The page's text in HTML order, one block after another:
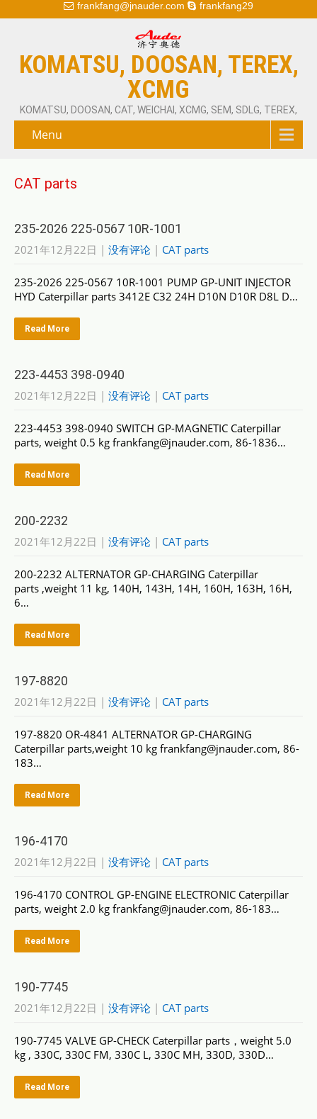
frankfang@jnauder.com frankfang29
KOMATSU, DOOSAN, TEREX,
XCMG
KOMATSU, DOOSAN, CAT, WEICHAI, XCMG, SEM, SDLG, TEREX,
Menu
CAT parts
235-2026 225-0567 10R-1001
2021年12月22日 | 没有评论 | CAT parts
235-2026 225-0567 10R-1001 PUMP GP-UNIT INJECTOR
HYD Caterpillar parts 3412E C32 24H D10N D10R D8L D…
Read More
223-4453 398-0940
2021年12月22日 | 没有评论 | CAT parts
223-4453 398-0940 SWITCH GP-MAGNETIC Caterpillar
parts, weight 0.5 kg frankfang@jnauder.com, 86-1836…
Read More
200-2232
2021年12月22日 | 没有评论 | CAT parts
200-2232 ALTERNATOR GP-CHARGING Caterpillar
parts ,weight 11 kg, 140H, 143H, 14H, 160H, 163H, 16H,
6…
Read More
197-8820
2021年12月22日 | 没有评论 | CAT parts
197-8820 OR-4841 ALTERNATOR GP-CHARGING
Caterpillar parts,weight 10 kg frankfang@jnauder.com, 86-
183…
Read More
196-4170
2021年12月22日 | 没有评论 | CAT parts
196-4170 CONTROL GP-ENGINE ELECTRONIC Caterpillar
parts, weight 2.0 kg frankfang@jnauder.com, 86-183…
Read More
190-7745
2021年12月22日 | 没有评论 | CAT parts
190-7745 VALVE GP-CHECK Caterpillar parts，weight 5.0
kg , 330C, 330C FM, 330C L, 330C MH, 330D, 330D…
Read More